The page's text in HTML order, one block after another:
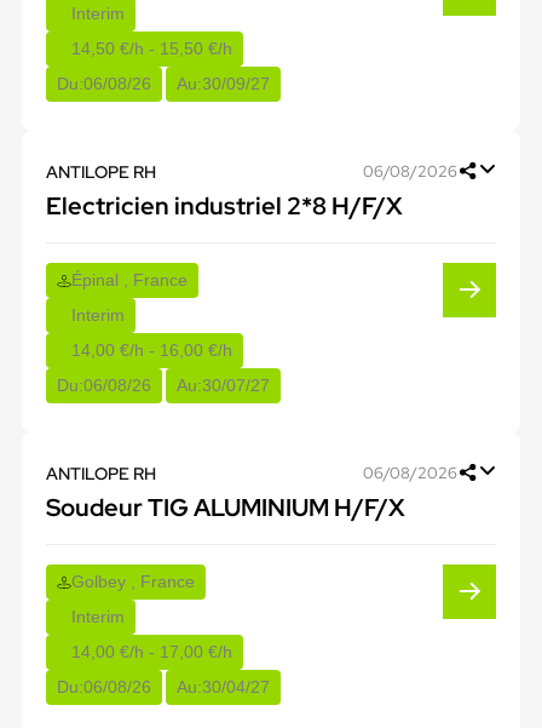
Interim
14,50 €/h - 15,50 €/h
Du:06/08/26 Au:30/09/27
ANTILOPE RH 06/08/2026
Electricien industriel 2*8 H/F/X
Épinal , France
Interim
14,00 €/h - 16,00 €/h
Du:06/08/26 Au:30/07/27
ANTILOPE RH 06/08/2026
Soudeur TIG ALUMINIUM H/F/X
Golbey , France
Interim
14,00 €/h - 17,00 €/h
Du:06/08/26 Au:30/04/27